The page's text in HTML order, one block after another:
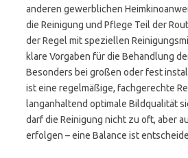
anderen gewerblichen
die Reinigung und Pflege Teil der
der Regel mit speziellen
klare Vorgaben für die Behandlung
Besonders bei großen oder fest
ist eine regelmäßige, fachgerechte
langanhaltend optimale Bildqualität
darf die Reinigung nicht zu oft, aber
erfolgen – eine Balance ist